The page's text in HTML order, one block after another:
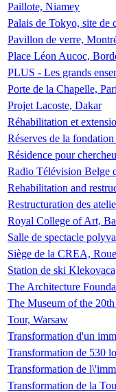
Paillote, Niamey
Palais de Tokyo, site de
Pavillon de verre,
Place Léon Aucoc,
PLUS - Les grands
Porte de la Chapelle,
Projet Lacoste, Dakar
Réhabilitation et
Réserves de la
Résidence pour
Radio Télévision Belge
Rehabilitation and
Restructuration des
Royal College of Art,
Salle de spectacle
Siège de la CREA,
Station de ski
The Architecture
The Museum of the
Tour, Warsaw
Transformation d'un
Transformation de 530
Transformation de
Transformation de la